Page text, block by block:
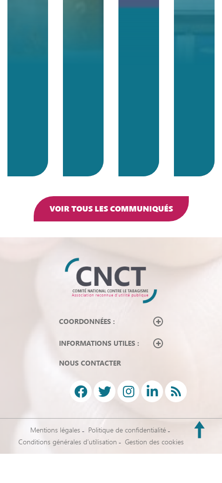
VOIR TOUS LES COMMUNIQUÉS
COORDONNÉES :
INFORMATIONS UTILES :
NOUS CONTACTER
Mentions légales
Politique de confidentialité
Conditions générales d’utilisation
Gestion des cookies